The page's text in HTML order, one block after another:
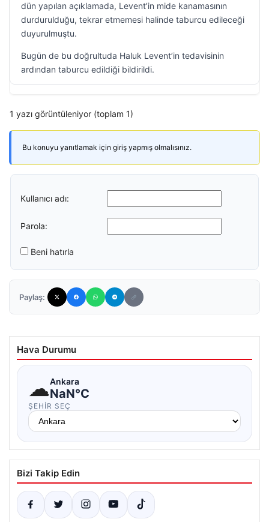
dün yapılan açıklamada, Levent’in mide kanamasının
durdurulduğu, tekrar etmemesi halinde taburcu edileceği
duyurulmuştu.
Bugün de bu doğrultuda Haluk Levent’in tedavisinin
ardından taburcu edildiği bildirildi.
1 yazı görüntüleniyor (toplam 1)
Bu konuyu yanıtlamak için giriş yapmış olmalısınız.
Kullanıcı adı:
Parola:
Beni hatırla
Paylaş:
Hava Durumu
☁Ankara
NaN°C
ŞEHIR SEÇ
Bizi Takip Edin